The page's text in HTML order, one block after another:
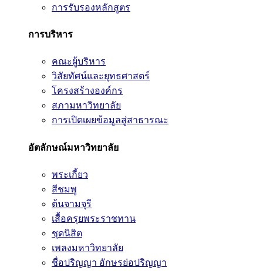
การรับรองหลักสูตร
การบริหาร
คณะผู้บริหาร
วิสัยทัศน์และยุทธศาสตร์
โครงสร้างองค์กร
สภามหาวิทยาลัย
การเปิดเผยข้อมูลสู่สาธารณะ
อัตลักษณ์มหาวิทยาลัย
พระเกี้ยว
สีชมพู
ต้นจามจุรี
เสื้อครุยพระราชทาน
ชุดนิสิต
เพลงมหาวิทยาลัย
ชื่อปริญญา อักษรย่อปริญญา